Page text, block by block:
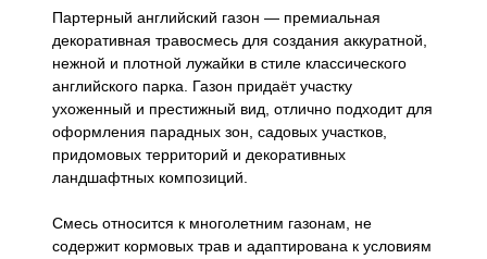
Партерный английский газон — премиальная
декоративная травосмесь для создания аккуратной,
нежной и плотной лужайки в стиле классического
английского парка. Газон придаёт участку
ухоженный и престижный вид, отлично подходит для
оформления парадных зон, садовых участков,
придомовых территорий и декоративных
ландшафтных композиций.
Смесь относится к многолетним газонам, не
содержит кормовых трав и адаптирована к условиям